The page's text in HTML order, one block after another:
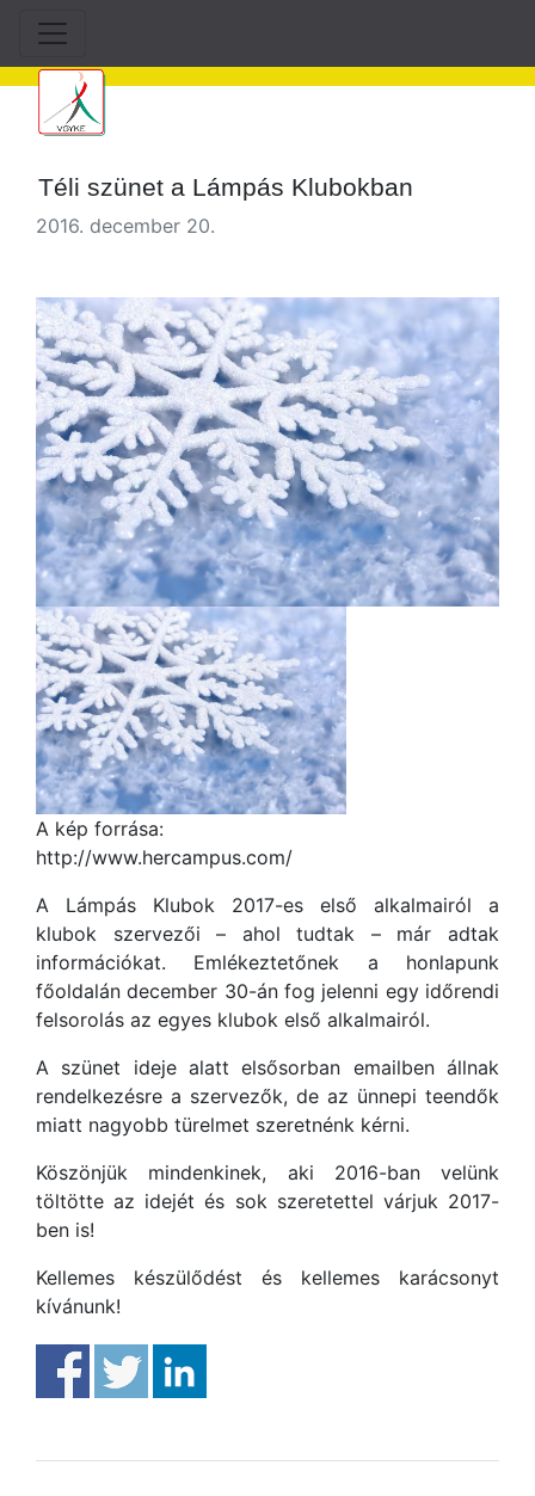
Téli szünet a Lámpás Klubokban
2016. december 20.
A kép forrása:
http://www.hercampus.com/
A Lámpás Klubok 2017-es első alkalmairól a
klubok szervezői – ahol tudtak – már adtak
információkat. Emlékeztetőnek a honlapunk
főoldalán december 30-án fog jelenni egy időrendi
felsorolás az egyes klubok első alkalmairól.
A szünet ideje alatt elsősorban emailben állnak
rendelkezésre a szervezők, de az ünnepi teendők
miatt nagyobb türelmet szeretnénk kérni.
Köszönjük mindenkinek, aki 2016-ban velünk
töltötte az idejét és sok szeretettel várjuk 2017-
ben is!
Kellemes készülődést és kellemes karácsonyt
kívánunk!